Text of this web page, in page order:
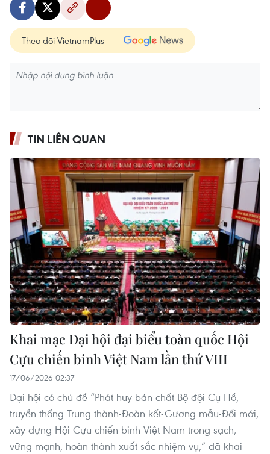
Theo dõi VietnamPlus
TIN LIÊN QUAN
Khai mạc Đại hội đại biểu toàn quốc Hội
Cựu chiến binh Việt Nam lần thứ VIII
17/06/2026 02:37
Đại hội có chủ đề “Phát huy bản chất Bộ đội Cụ Hồ,
truyền thống Trung thành-Đoàn kết-Gương mẫu-Đổi mới,
xây dựng Hội Cựu chiến binh Việt Nam trong sạch,
vững mạnh, hoàn thành xuất sắc nhiệm vụ,” đã khai